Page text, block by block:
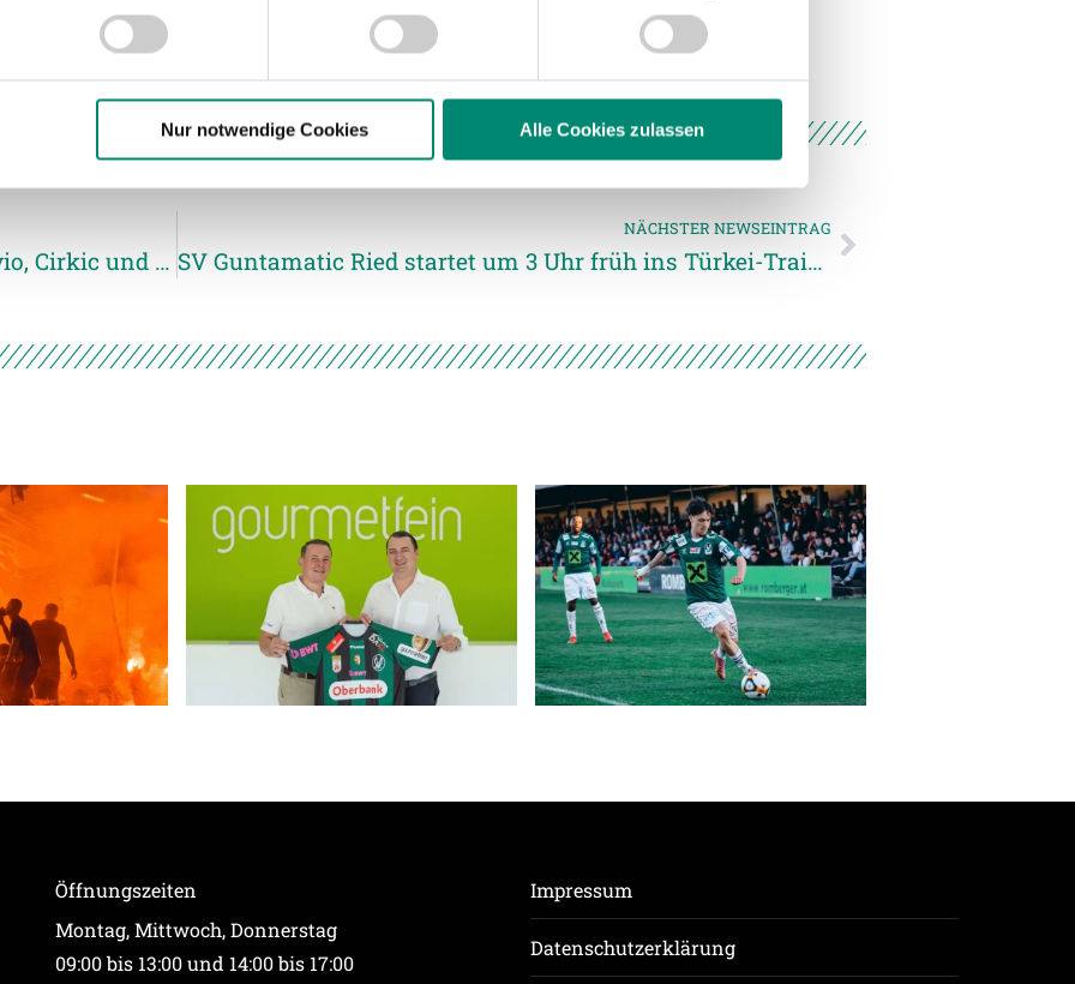
zu analysieren. Außerdem geben wir Informationen zu Ihrer Verwendung unserer
Nur notwendige Cookies Alle Cookies zulassen
Stempel auf, als er zum dritten
Spielpraxis und Weiterentwicklung für Flavio, Cirkic und Hebesberger
NÄCHSTER NEWSEINTRAG
SV Guntamatic Ried startet um 3 Uhr früh ins Türkei-Trainingslager
Öffnungszeiten
Montag, Mittwoch, Donnerstag
09:00 bis 13:00 und 14:00 bis 17:00
Impressum
Datenschutzerklärung